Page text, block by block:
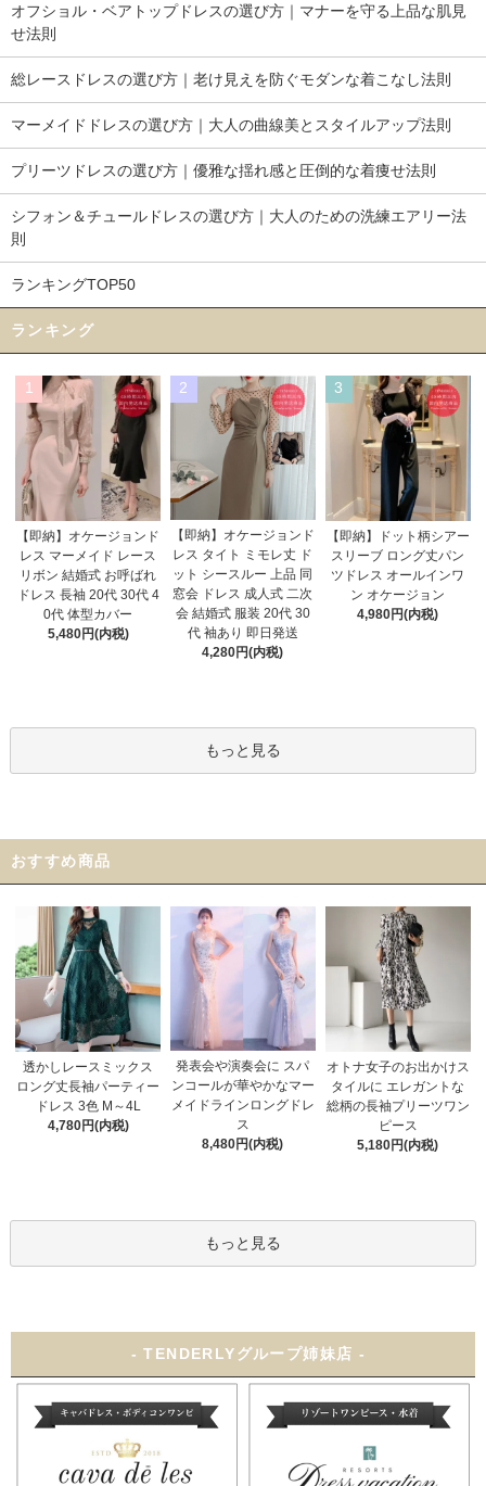
オフショル・ベアトップドレスの選び方｜マナーを守る上品な肌見
せ法則
総レースドレスの選び方｜老け見えを防ぐモダンな着こなし法則
マーメイドドレスの選び方｜大人の曲線美とスタイルアップ法則
プリーツドレスの選び方｜優雅な揺れ感と圧倒的な着痩せ法則
シフォン＆チュールドレスの選び方｜大人のための洗練エアリー法
則
ランキングTOP50
ランキング
1
【即納】オケージョンド
レス マーメイド レース
リボン 結婚式 お呼ばれ
ドレス 長袖 20代 30代 4
0代 体型カバー
5,480円(内税)
2
【即納】オケージョンド
レス タイト ミモレ丈 ド
ット シースルー 上品 同
窓会 ドレス 成人式 二次
会 結婚式 服装 20代 30
代 袖あり 即日発送
4,280円(内税)
3
【即納】ドット柄シアー
スリーブ ロング丈パン
ツドレス オールインワ
ン オケージョン
4,980円(内税)
もっと見る
おすすめ商品
透かしレースミックス
ロング丈長袖パーティー
ドレス 3色 M～4L
4,780円(内税)
発表会や演奏会に スパ
ンコールが華やかなマー
メイドラインロングドレ
ス
8,480円(内税)
オトナ女子のお出かけス
タイルに エレガントな
総柄の長袖プリーツワン
ピース
5,180円(内税)
もっと見る
- TENDERLYグループ姉妹店 -